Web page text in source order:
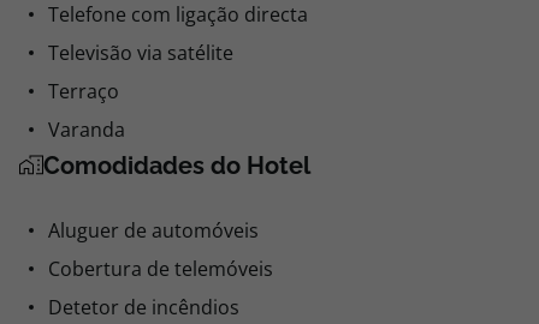
Telefone com ligação directa
Televisão via satélite
Terraço
Varanda
Comodidades do Hotel
Aluguer de automóveis
Cobertura de telemóveis
Detetor de incêndios